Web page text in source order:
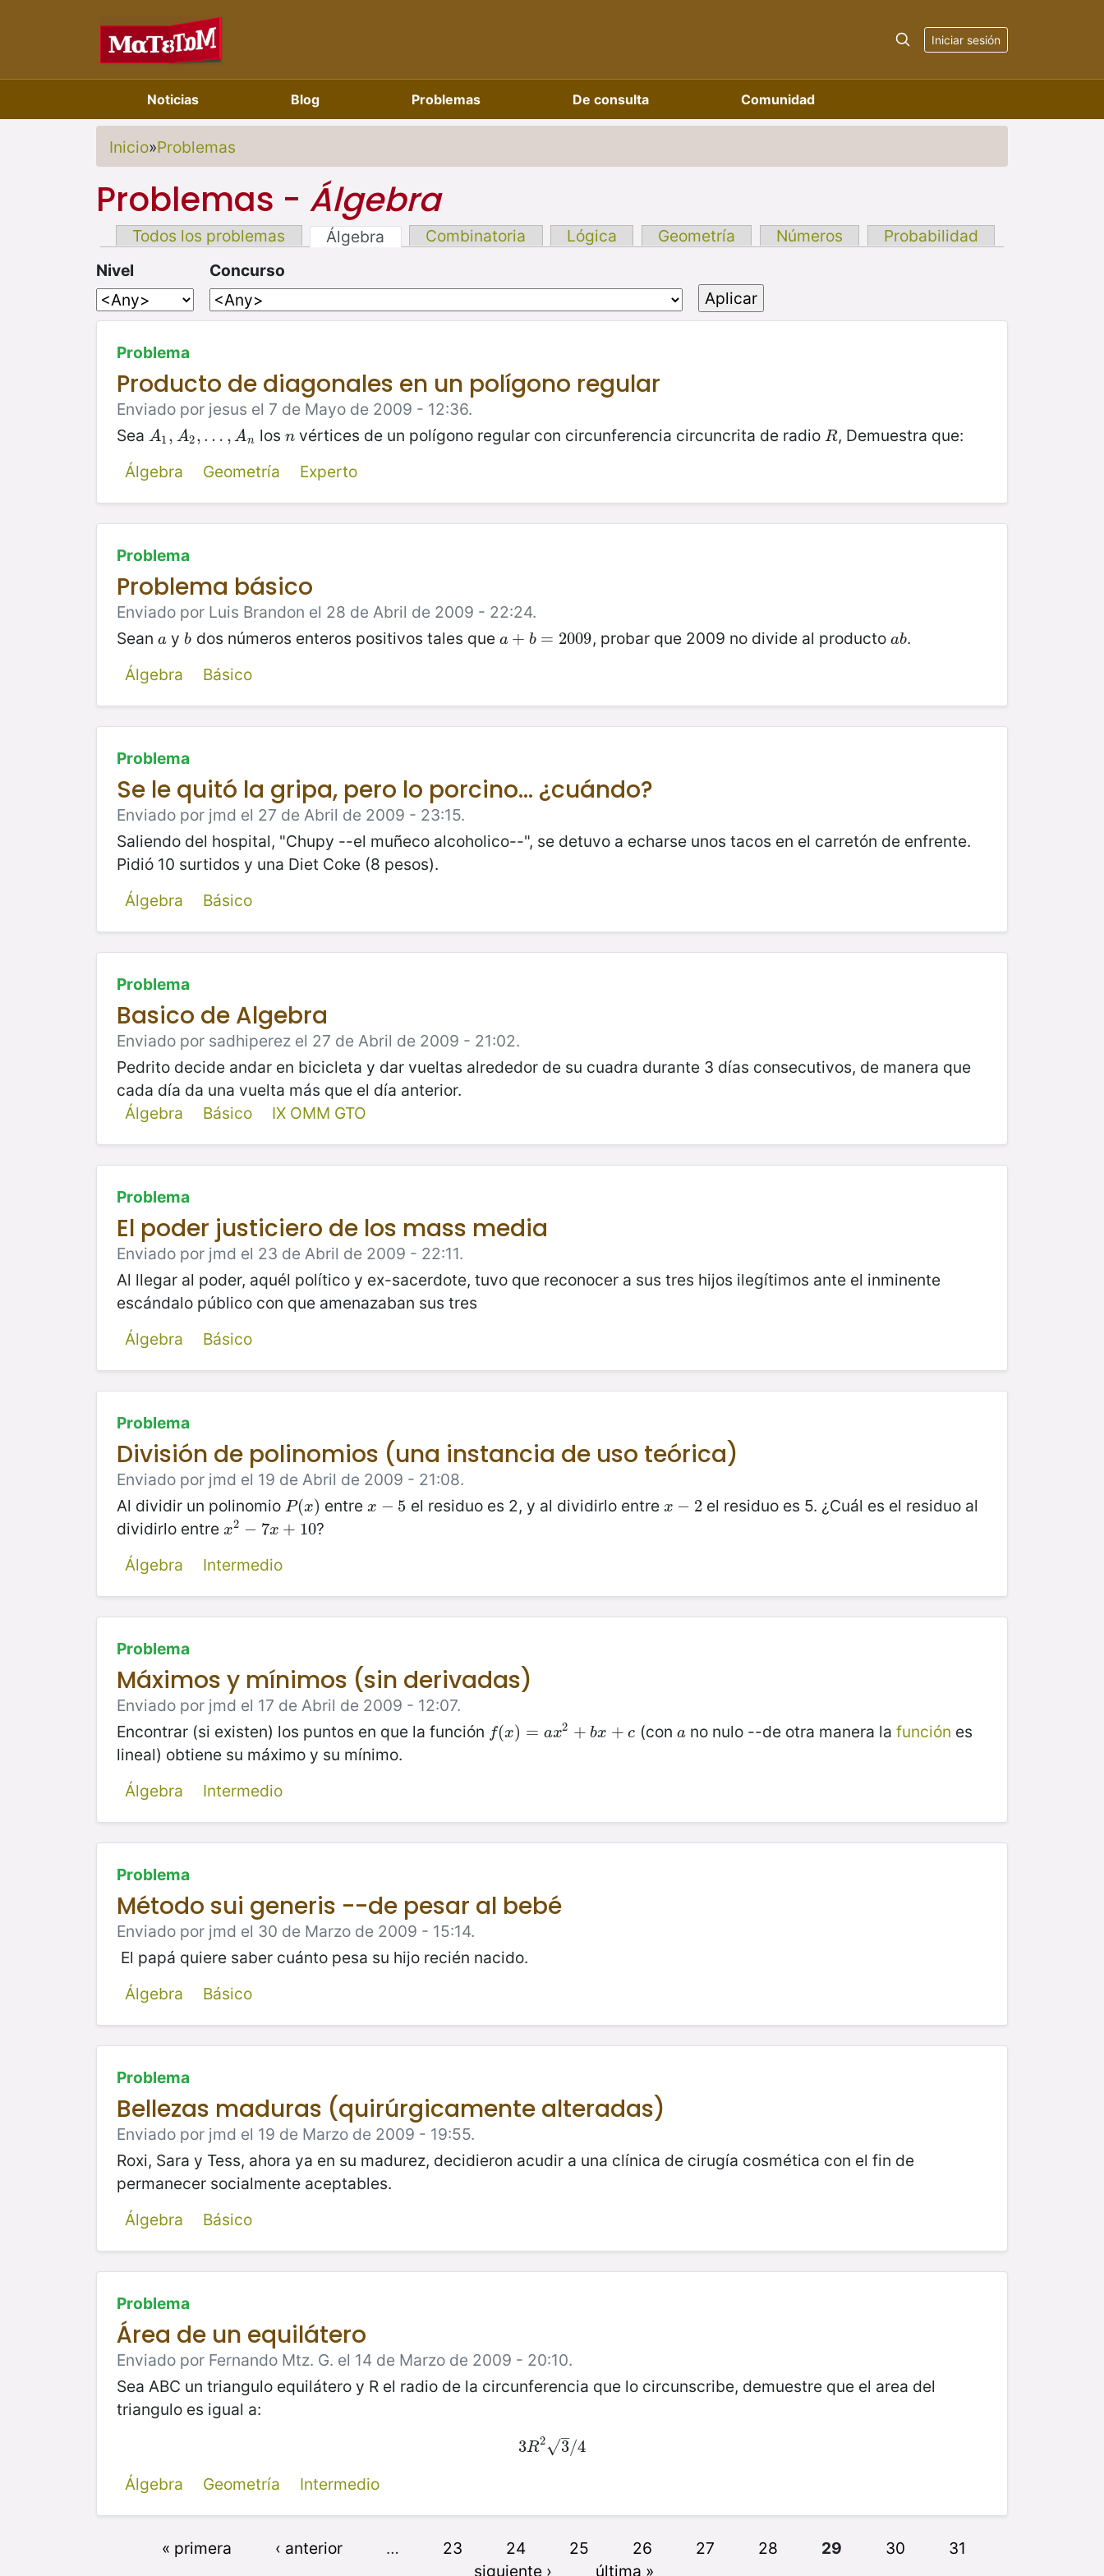
Iniciar sesión
Noticias Blog Problemas De consulta Comunidad
Inicio»Problemas
Problemas - Álgebra
Todos los problemas Álgebra Combinatoria Lógica Geometría Números
Probabilidad
Nivel
Concurso
Problema
Producto de diagonales en un polígono regular
Enviado por jesus el 7 de Mayo de 2009 - 12:36.
Sea A1, A2, … , A n
A1 A2,… An los n
n vértices de un polígono regular con circunferencia circuncrita de radio R
R , Demuestra que:
Álgebra
Geometría Experto
Problema
Problema básico
Enviado por Luis Brandon el 28 de Abril de 2009 - 22:24.
Sean a
a yb
b dos números enteros positivos tales que a + b = 2009
a+b = 2009 , probar que 2009 no divide al producto ab
ab.
Álgebra
Básico
Problema
Se le quitó la gripa, pero lo porcino... ¿cuándo?
Enviado por jmd el 27 de Abril de 2009 - 23:15.
Saliendo del hospital, "Chupy --el muñeco alcoholico--", se detuvo a echarse unos tacos en el carretón de enfrente.
Pidió 10 surtidos y una Diet Coke (8 pesos).
Álgebra
Básico
Problema
Basico de Algebra
Enviado por sadhiperez el 27 de Abril de 2009 - 21:02.
Pedrito decide andar en bicicleta y dar vueltas alrededor de su cuadra durante 3 días consecutivos, de manera que
cada día da una vuelta más que el día anterior.
Álgebra
Básico IX OMM GTO
Problema
El poder justiciero de los mass media
Enviado por jmd el 23 de Abril de 2009 - 22:11.
Al llegar al poder, aquél político y ex-sacerdote, tuvo que reconocer a sus tres hijos ilegítimos ante el inminente
escándalo público con que amenazaban sus tres
Álgebra
Básico
Problema
División de polinomios (una instancia de uso teórica)
Enviado por jmd el 19 de Abril de 2009 - 21:08.
Al dividir un polinomio P(x)
P(x) entrex − 5
x−5 el residuo es 2, y al dividirlo entre x − 2
x−2
el residuo es 5. ¿Cuál es el residuo al
dividirlo entre x2 − 7x + 10
x2 −7 x+ 10
?
Álgebra
Intermedio
Problema
Máximos y mínimos (sin derivadas)
Enviado por jmd el 17 de Abril de 2009 - 12:07.
Encontrar (si existen) los puntos en que la función f(x) = ax2 + bx + c
f(x)= ax 2+b x+c (con a
ano nulo --de otra manera la función es
lineal) obtiene su máximo y su mínimo.
Álgebra
Intermedio
Problema
Método sui generis --de pesar al bebé
Enviado por jmd el 30 de Marzo de 2009 - 15:14.
El papá quiere saber cuánto pesa su hijo recién nacido.
Álgebra
Básico
Problema
Bellezas maduras (quirúrgicamente alteradas)
Enviado por jmd el 19 de Marzo de 2009 - 19:55.
Roxi, Sara y Tess, ahora ya en su madurez, decidieron acudir a una clínica de cirugía cosmética con el fin de
permanecer socialmente aceptables.
Álgebra
Básico
Problema
Área de un equilátero
Enviado por Fernando Mtz. G. el 14 de Marzo de 2009 - 20:10.
Sea ABC un triangulo equilátero y R el radio de la circunferencia que lo circunscribe, demuestre que el area del
triangulo es igual a:
3R2 3
–
√ /4
3R23/4
Álgebra
Geometría Intermedio
« primera ‹ anterior … 23 24 25 26 27 28 29 30
31
siguiente ›
última »